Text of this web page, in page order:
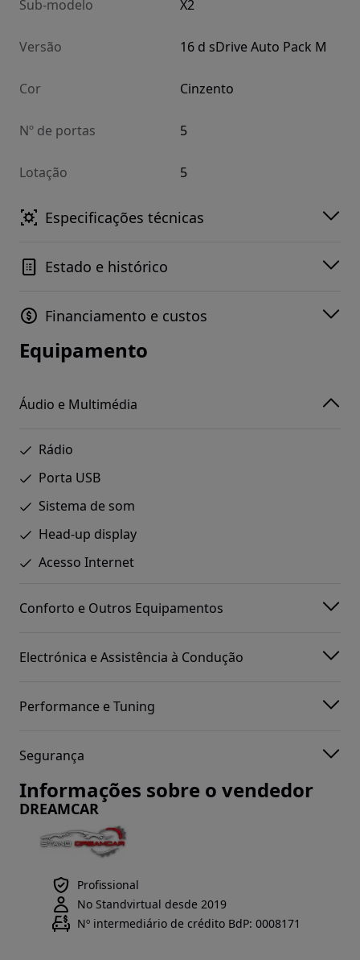
Sub-modelo X2
Versão 16 d sDrive Auto Pack M
Cor Cinzento
Nº de portas 5
Lotação 5
Especificações técnicas
Estado e histórico
Financiamento e custos
Equipamento
Áudio e Multimédia
Rádio
Porta USB
Sistema de som
Head-up display
Acesso Internet
Conforto e Outros Equipamentos
Electrónica e Assistência à Condução
Performance e Tuning
Segurança
Informações sobre o vendedor
DREAMCAR
Profissional
No Standvirtual desde 2019
Nº intermediário de crédito BdP: 0008171